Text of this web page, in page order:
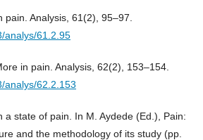
pain. Analysis, 61(2), 95–97.
analys/61.2.95
in pain. Analysis, 62(2), 153–154.
analys/62.2.153
a state of pain. In M. Aydede (Ed.), Pain:
and the methodology of its study (pp.